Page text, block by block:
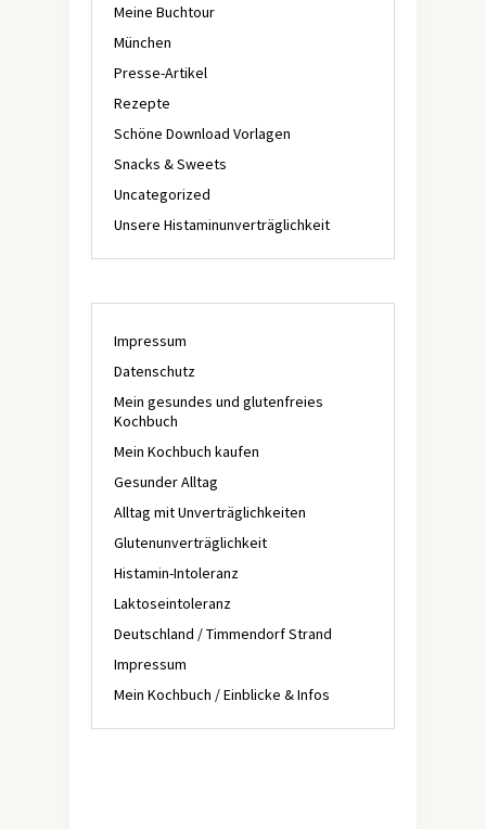
Meine Buchtour
München
Presse-Artikel
Rezepte
Schöne Download Vorlagen
Snacks & Sweets
Uncategorized
Unsere Histaminunverträglichkeit
Impressum
Datenschutz
Mein gesundes und glutenfreies
Kochbuch
Mein Kochbuch kaufen
Gesunder Alltag
Alltag mit Unverträglichkeiten
Glutenunverträglichkeit
Histamin-Intoleranz
Laktoseintoleranz
Deutschland / Timmendorf Strand
Impressum
Mein Kochbuch / Einblicke & Infos